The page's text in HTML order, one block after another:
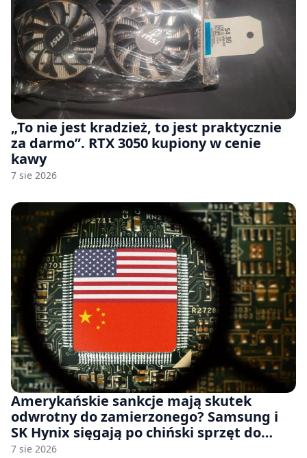
„To nie jest kradzież, to jest praktycznie
za darmo”. RTX 3050 kupiony w cenie
kawy
7 sie 2026
Amerykańskie sankcje mają skutek
odwrotny do zamierzonego? Samsung i
SK Hynix sięgają po chiński sprzęt do
fabryk chipów
7 sie 2026